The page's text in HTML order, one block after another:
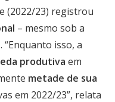
(2022/23) registrou
– mesmo sob a
isso, a
produtiva em
metade de sua
em 2022/23”, relata